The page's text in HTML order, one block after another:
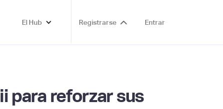
El Hub Registrarse Entrar
para reforzar sus